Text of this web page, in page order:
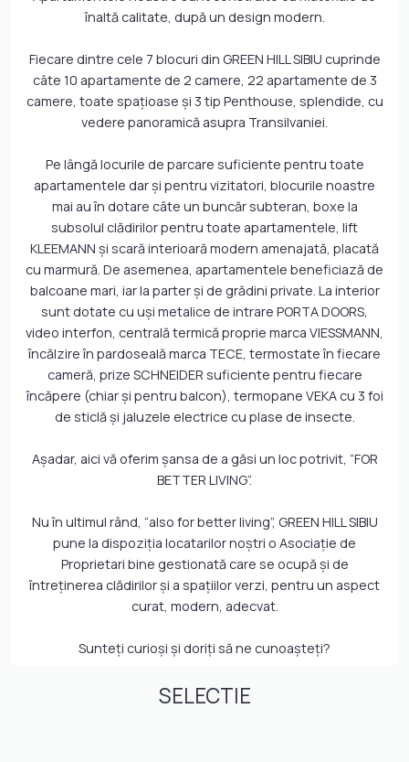
înaltă calitate, după un design modern.
Fiecare dintre cele 7 blocuri din GREEN HILL SIBIU cuprinde
câte 10 apartamente de 2 camere, 22 apartamente de 3
camere, toate spaţioase şi 3 tip Penthouse, splendide, cu
vedere panoramică asupra Transilvaniei.
Pe lângă locurile de parcare suficiente pentru toate
apartamentele dar şi pentru vizitatori, blocurile noastre
mai au în dotare câte un buncăr subteran, boxe la
subsolul clădirilor pentru toate apartamentele, lift
KLEEMANN şi scară interioară modern amenajată, placată
cu marmură. De asemenea, apartamentele beneficiază de
balcoane mari, iar la parter şi de grădini private. La interior
sunt dotate cu uşi metalice de intrare PORTA DOORS,
video interfon, centrală termică proprie marca VIESSMANN,
încălzire în pardoseală marca TECE, termostate în fiecare
cameră, prize SCHNEIDER suficiente pentru fiecare
încăpere (chiar şi pentru balcon), termopane VEKA cu 3 foi
de sticlă şi jaluzele electrice cu plase de insecte.
Aşadar, aici vă oferim şansa de a găsi un loc potrivit, “FOR
BETTER LIVING”.
Nu în ultimul rând, “also for better living”, GREEN HILL SIBIU
pune la dispoziţia locatarilor noştri o Asociaţie de
Proprietari bine gestionată care se ocupă şi de
întreţinerea clădirilor şi a spaţiilor verzi, pentru un aspect
curat, modern, adecvat.
Sunteţi curioşi şi doriţi să ne cunoaşteţi?
SELECTIE